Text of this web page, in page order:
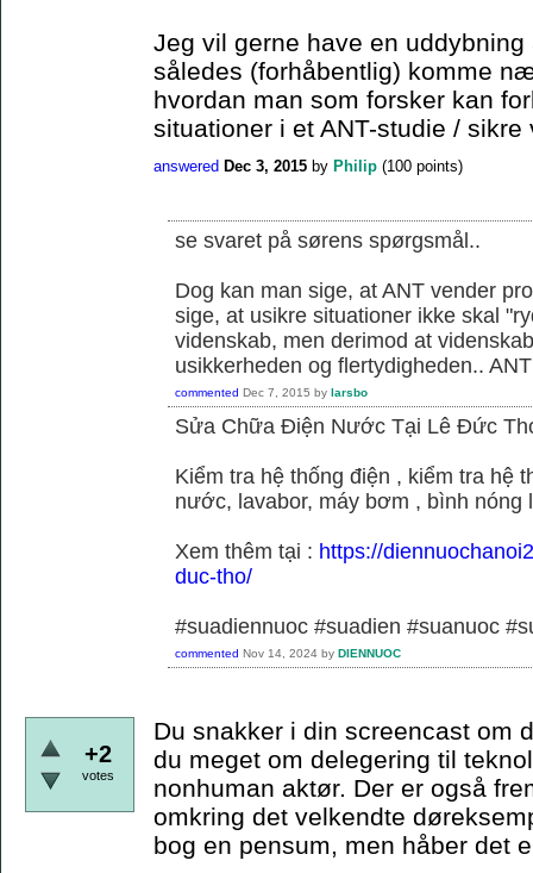
Jeg vil gerne have en
således (forhåbentlig) komme
hvordan man som forsker kan
situationer i et ANT-studie /
answered Dec 3, 2015 by Philip (100 points)
se svaret på sørens spørgsmål..
Dog kan man sige, at ANT vender
sige, at usikre situationer ikke skal
videnskab, men derimod at
usikkerheden og flertydigheden..
commented Dec 7, 2015 by larsbo
Sửa Chữa Điện Nước Tại Lê Đức
Kiểm tra hệ thống điện , kiểm tra hệ
nước, lavabor, máy bơm , bình nóng
Xem thêm tại : https://
duc-tho/
#suadiennuoc #suadien #suanuoc
commented Nov 14, 2024 by DIENNUOC
+2
votes
Du snakker i din screencast om
du meget om delegering til
nonhuman aktør. Der er også
omkring det velkendte
bog en pensum, men håber det